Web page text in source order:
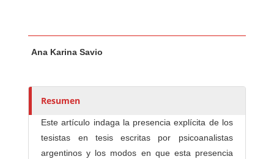
u
o
e
Ana Karina Savio
Resumen
Este artículo indaga la presencia explícita de los
tesistas en tesis escritas por psicoanalistas
argentinos y los modos en que esta presencia